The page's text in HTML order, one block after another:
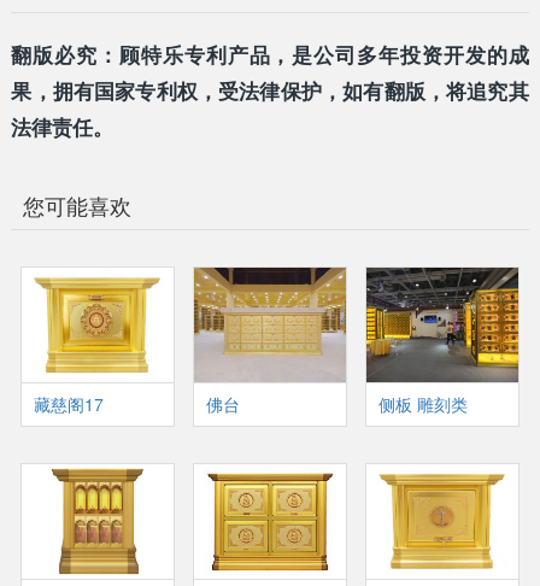
翻版必究：顾特乐专利产品，是公司多年投资开发的成
果，拥有国家专利权，受法律保护，如有翻版，将追究其
法律责任。
您可能喜欢
藏慈阁17 佛台 侧板 雕刻类